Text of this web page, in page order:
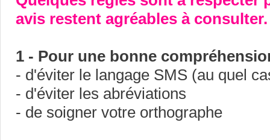
avis restent agréables à consulter.
1 - Pour une bonne
- d'éviter le langage SMS (au quel
- d'éviter les abréviations
- de soigner votre orthographe